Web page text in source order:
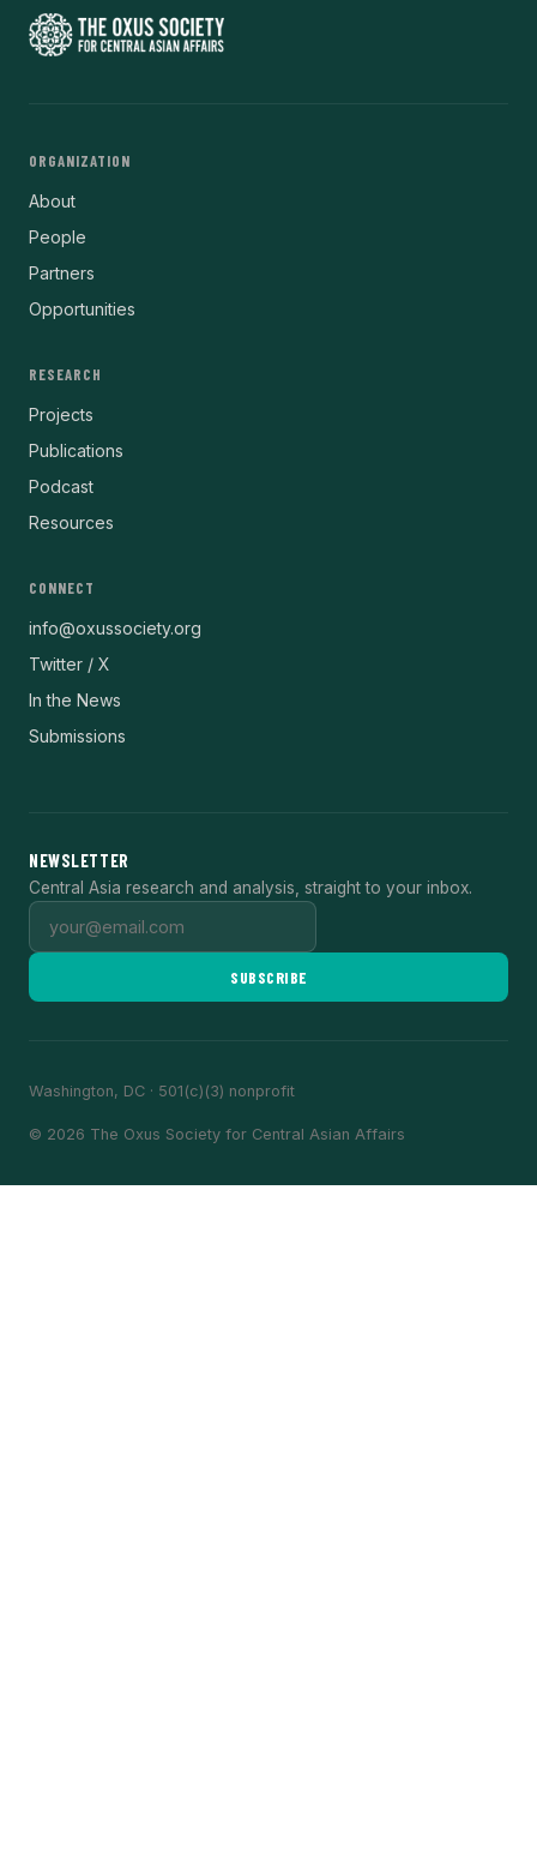
ORGANIZATION
About
People
Partners
Opportunities
RESEARCH
Projects
Publications
Podcast
Resources
CONNECT
info@oxussociety.org
Twitter / X
In the News
Submissions
NEWSLETTER
Central Asia research and analysis, straight to your inbox.
SUBSCRIBE
Washington, DC · 501(c)(3) nonprofit
© 2026 The Oxus Society for Central Asian Affairs